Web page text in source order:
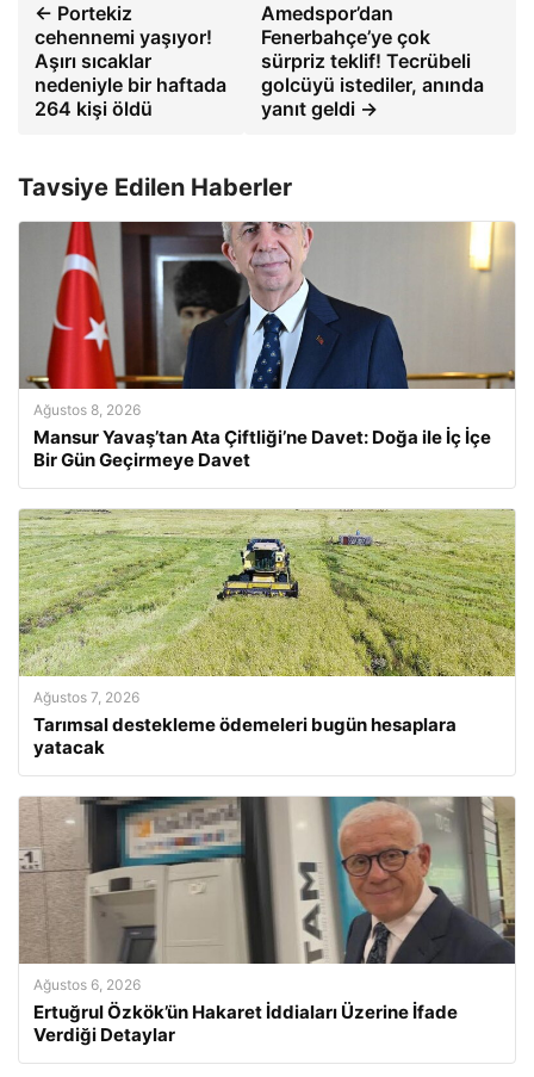
← Portekiz
cehennemi yaşıyor!
Aşırı sıcaklar
nedeniyle bir haftada
264 kişi öldü
Amedspor’dan
Fenerbahçe’ye çok
sürpriz teklif! Tecrübeli
golcüyü istediler, anında
yanıt geldi →
Tavsiye Edilen Haberler
Ağustos 8, 2026
Mansur Yavaş’tan Ata Çiftliği’ne Davet: Doğa ile İç İçe
Bir Gün Geçirmeye Davet
Ağustos 7, 2026
Tarımsal destekleme ödemeleri bugün hesaplara
yatacak
Ağustos 6, 2026
Ertuğrul Özkök’ün Hakaret İddiaları Üzerine İfade
Verdiği Detaylar